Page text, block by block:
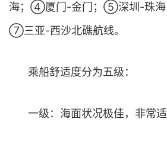
海；④厦门-金门；⑤深圳-珠海
⑦三亚-西沙北礁航线。
乘船舒适度分为五级：
一级：海面状况极佳，非常适